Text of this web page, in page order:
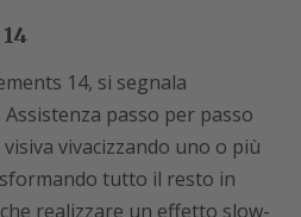
14, si segnala
passo per passo
vivacizzando uno o più
tutto il resto in
realizzare un effetto slow-